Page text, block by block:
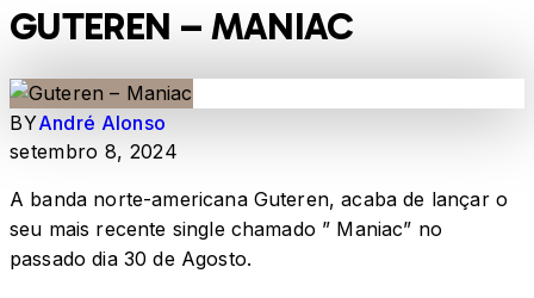
GUTEREN – MANIAC
BYAndré Alonso
setembro 8, 2024
A banda norte-americana Guteren, acaba de lançar o
seu mais recente single chamado ” Maniac” no
passado dia 30 de Agosto.